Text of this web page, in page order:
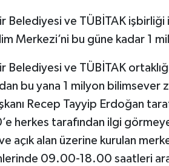
Belediyesi ve TÜBİTAK işbirliği
Merkezi’ni bu güne kadar 1
Belediyesi ve TÜBİTAK
bu yana 1 milyon
Recep Tayyip Erdoğan
herkes tarafından ilgi
açık alan üzerine kurulan
09.00-18.00 saatleri